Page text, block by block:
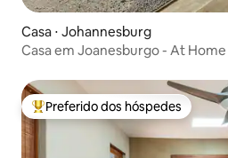
Casa ⋅ Johannesburg
Casa em Joanesburgo - At Home
Entre os melhores preferidos dos
Preferido dos hóspedes